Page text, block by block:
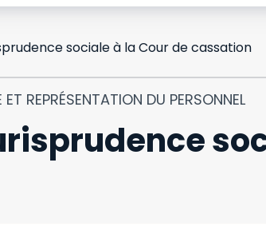
sociale à la Cour de cassation
REPRÉSENTATION DU PERSONNEL